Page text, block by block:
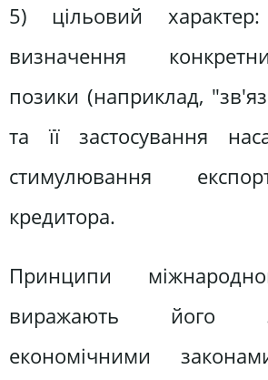
5) цільовий характер:
визначення
позики (наприклад,
та її застосування
стимулювання
кредитора.
Принципи
виражають його
економічними